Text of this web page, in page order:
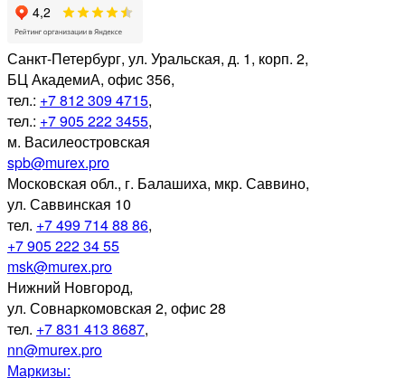
Санкт-Петербург, ул. Уральская, д. 1, корп. 2,
БЦ АкадемиА, офис 356,
тел.: +7 812 309 4715,
тел.: +7 905 222 3455,
м. Василеостровская
spb@murex.pro
Московская обл., г. Балашиха, мкр. Саввино,
ул. Саввинская 10
тел. +7 499 714 88 86,
+7 905 222 34 55
msk@murex.pro
Нижний Новгород,
ул. Совнаркомовская 2, офис 28
тел. +7 831 413 8687,
nn@murex.pro
Маркизы: